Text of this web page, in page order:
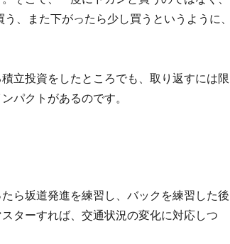
、また下がったら少し買うというように、
立投資をしたところでも、取り返すには限
パクトがあるのです。
ら坂道発進を練習し、バックを練習した後
ターすれば、交通状況の変化に対応しつ